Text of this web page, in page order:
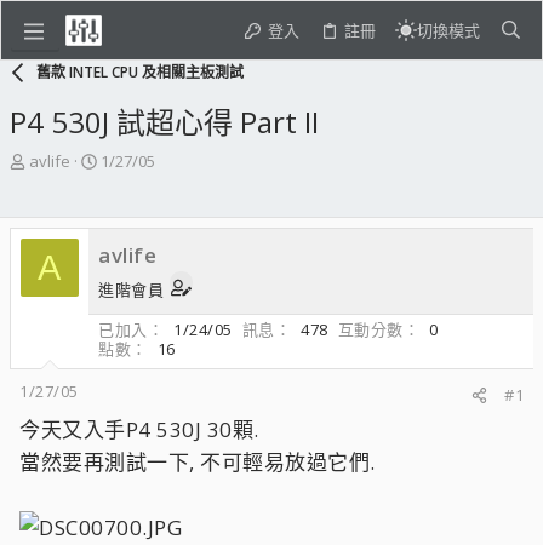
登入 註冊 切換模式
舊款 INTEL CPU 及相關主板測試
P4 530J 試超心得 Part II
主
起
avlife
開
期
1/27/05
A avlife
進階會員
已加入
1/24/05 訊息 478 互動分數
0
點數
16
1/27/05
#1
今天又入手P4 530J 30顆.
當然要再測試一下, 不可輕易放過它們.